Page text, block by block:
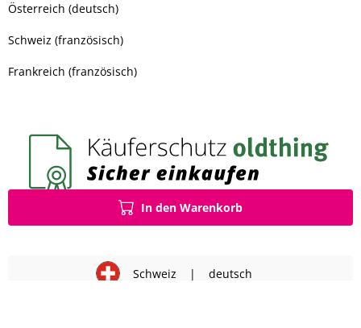
In den Warenkorb
Österreich (deutsch)
Schweiz (französisch)
Frankreich (französisch)
Schweiz | deutsch